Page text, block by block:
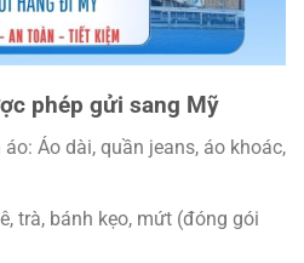
phép gửi sang Mỹ
áo: Áo dài, quần jeans, áo khoác,
trà, bánh kẹo, mứt (đóng gói